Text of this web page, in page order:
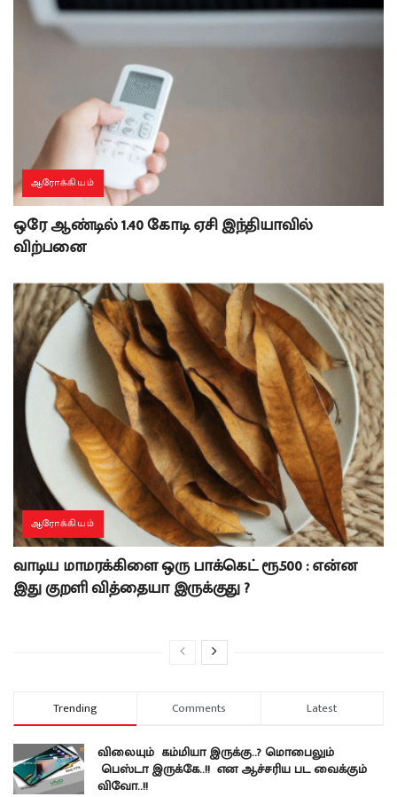
ஆரோக்கியம்
ஒரே ஆண்டில் 1.40 கோடி ஏசி இந்தியாவில்
விற்பனை
ஆரோக்கியம்
வாடிய மாமரக்கிளை ஒரு பாக்கெட் ரூ.500 : என்ன
இது குறளி வித்தையா இருக்குது ?
Trending Comments Latest
விலையும் கம்மியா இருக்கு..? மொபைலும்
பெஸ்டா இருக்கே..!! என ஆச்சரிய பட வைக்கும்
விவோ..!!